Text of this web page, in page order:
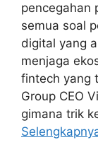
pencegahan
semua soal
digital yang
menjaga
fintech yang
Group CEO
gimana trik